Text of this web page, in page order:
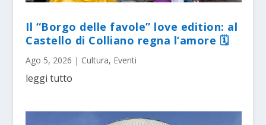
Il “Borgo delle favole” love edition: al
Castello di Colliano regna l’amore 🗓
Ago 5, 2026 | Cultura, Eventi
leggi tutto